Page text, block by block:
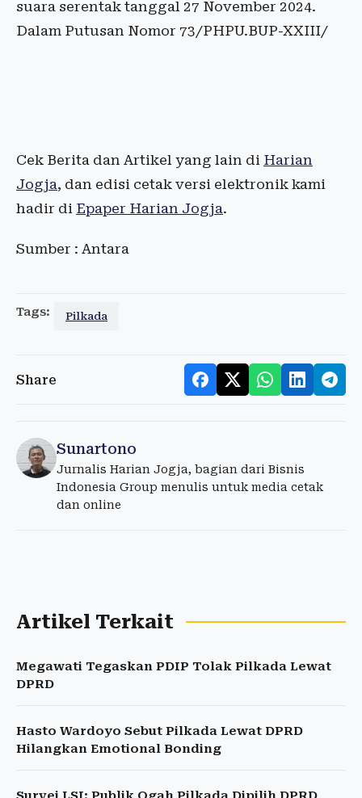
suara serentak tanggal 27 November 2024.
Dalam Putusan Nomor 73/PHPU.BUP-XXIII/
Cek Berita dan Artikel yang lain di Harian
Jogja, dan edisi cetak versi elektronik kami
hadir di Epaper Harian Jogja.
Sumber : Antara
Tags: Pilkada
Share
Sunartono
Jurnalis Harian Jogja, bagian dari Bisnis
Indonesia Group menulis untuk media cetak
dan online
Artikel Terkait
Megawati Tegaskan PDIP Tolak Pilkada Lewat
DPRD
Hasto Wardoyo Sebut Pilkada Lewat DPRD
Hilangkan Emotional Bonding